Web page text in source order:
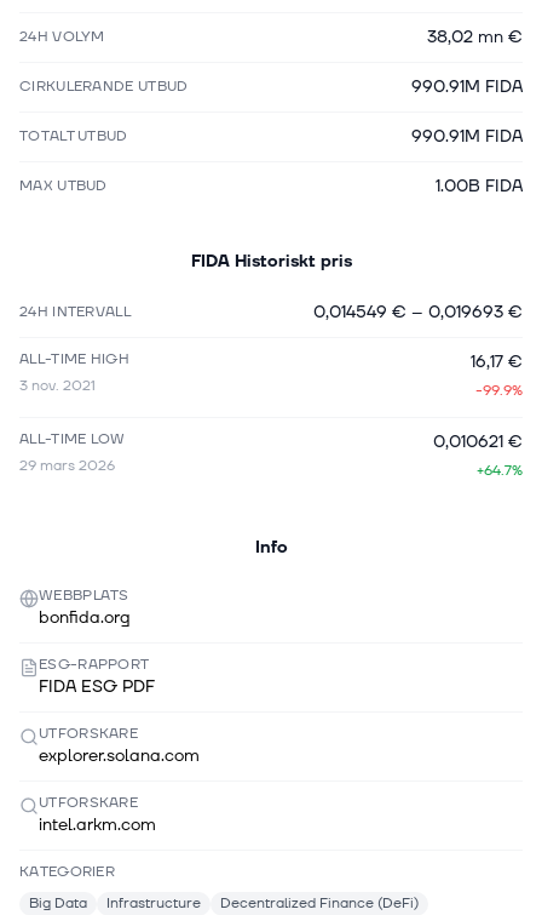
24H VOLYM 38,02 mn €
CIRKULERANDE UTBUD 990.91M FIDA
TOTALT UTBUD 990.91M FIDA
MAX UTBUD 1.00B FIDA
FIDA Historiskt pris
24H INTERVALL 0,014549 € – 0,019693 €
ALL-TIME HIGH
3 nov. 2021
16,17 €
-99.9%
ALL-TIME LOW
29 mars 2026
0,010621 €
+64.7%
Info
WEBBPLATS
bonfida.org
ESG-RAPPORT
FIDA ESG PDF
UTFORSKARE
explorer.solana.com
UTFORSKARE
intel.arkm.com
KATEGORIER
Big Data
Infrastructure
Decentralized Finance (DeFi)